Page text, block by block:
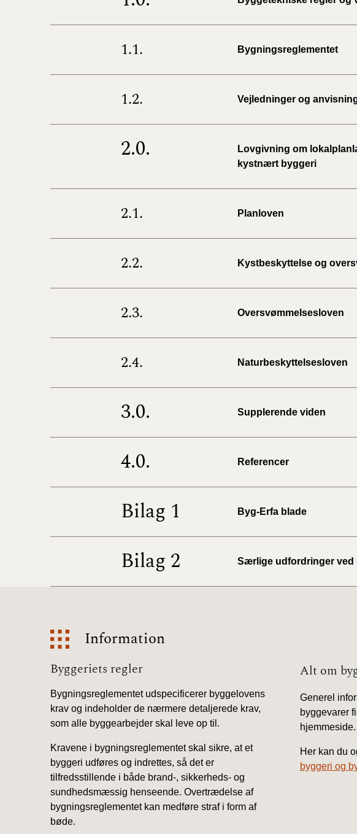
1.1. Bygningsreglementet
1.2. Vejledninger og
2.0.
Lovgivning om
kystnært byggeri
2.1. Planloven
2.2. Kystbeskyttelse og
2.3. Oversvømmelsesloven
2.4. Naturbeskyttelsesloven
3.0. Supplerende viden
4.0. Referencer
Bilag 1 Byg-Erfa blade
Bilag 2 Særlige udfordringer
Information
Information
Byggeriets regler
Bygningsreglementet udspecificerer byggelovens
krav og indeholder de nærmere detaljerede krav,
som alle byggearbejder skal leve op til.
Kravene i bygningsreglementet skal sikre, at et
byggeri udføres og indrettes, så det er
tilfredsstillende i både brand-, sikkerheds- og
sundhedsmæssig henseende. Overtrædelse af
bygningsreglementet kan medføre straf i form af
bøde.
Alt om
Generel
byggevarer
hjemmeside.
Her kan du
byggeri og